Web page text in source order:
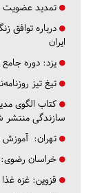
تمدید عضویت
درباره توافق
ایران
یزد: دوره
تیغ تیز
کتاب الگوی
سازندگی منتشر
تهران: آموزش
خراسان رضوی:
قزوین: غزه غذا